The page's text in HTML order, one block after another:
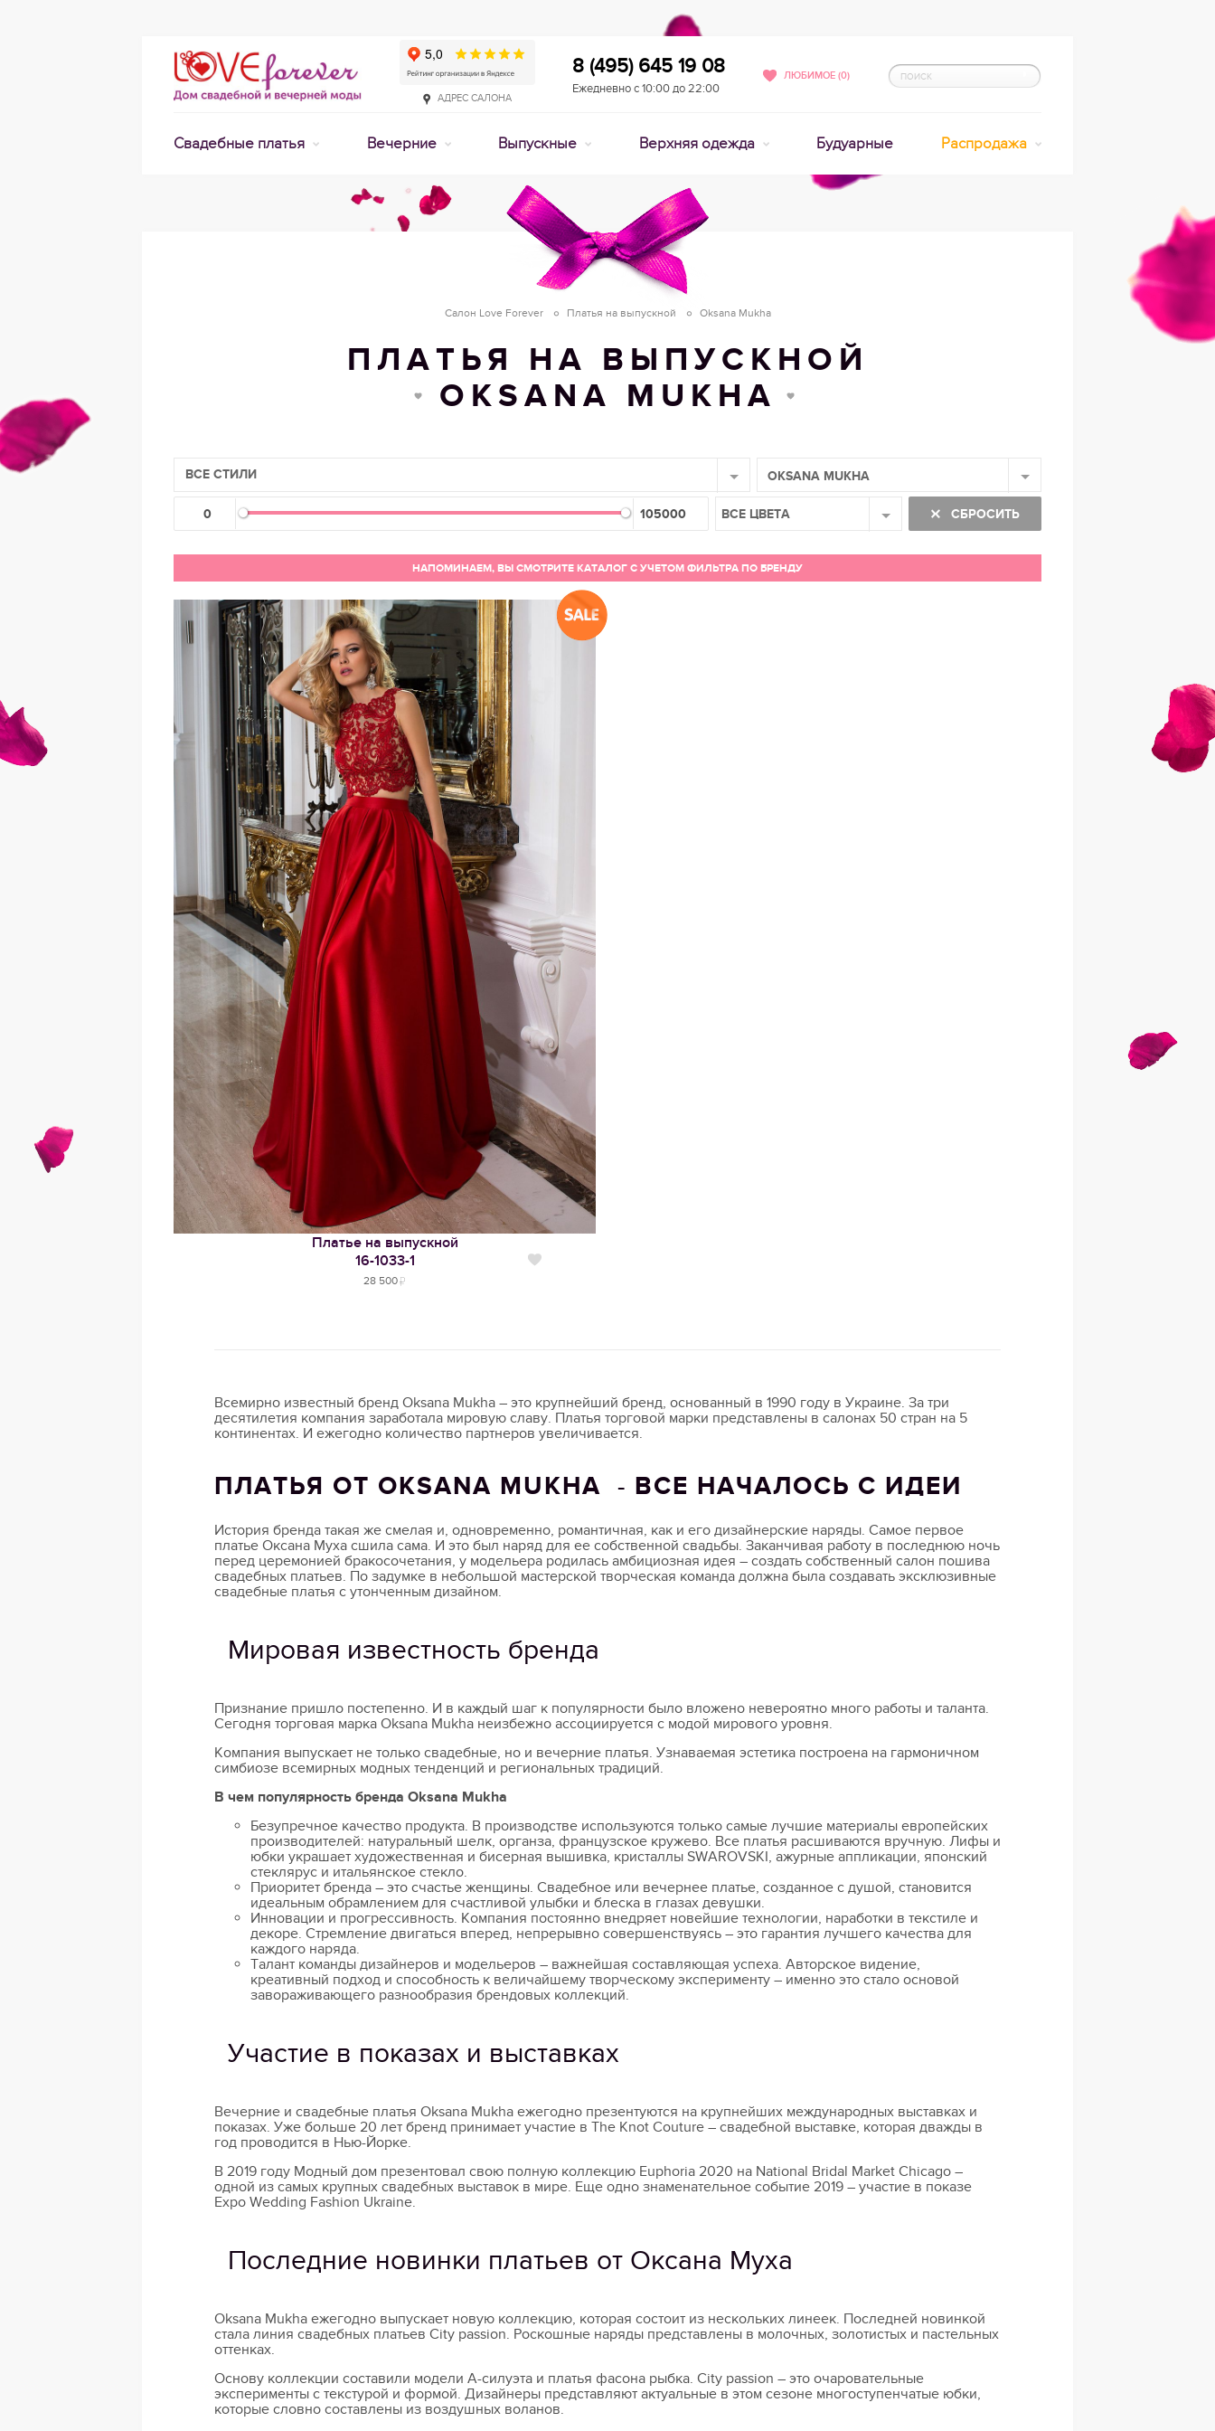
АДРЕС САЛОНА
8 (495) 645 19 08
Ежедневно с 10:00 до 22:00
ЛЮБИМОЕ (0)
Свадебные платья Вечерние Выпускные Верхняя одежда Будуарные Распродажа
Салон Love Forever Платья на выпускной Oksana Mukha
ПЛАТЬЯ НА ВЫПУСКНОЙ
OKSANA MUKHA
ВСЕ СТИЛИ OKSANA MUKHA
ВСЕ ЦВЕТА СБРОСИТЬ
НАПОМИНАЕМ, ВЫ СМОТРИТЕ КАТАЛОГ С УЧЕТОМ ФИЛЬТРА ПО БРЕНДУ
Платье на выпускной
16-1033-1
28 500
Всемирно известный бренд Oksana Mukha – это крупнейший бренд, основанный в 1990 году в Украине. За три
десятилетия компания заработала мировую славу. Платья торговой марки представлены в салонах 50 стран на 5
континентах. И ежегодно количество партнеров увеличивается.
ПЛАТЬЯ ОТ OKSANA MUKHA - ВСЕ НАЧАЛОСЬ С ИДЕИ
История бренда такая же смелая и, одновременно, романтичная, как и его дизайнерские наряды. Самое первое
платье Оксана Муха сшила сама. И это был наряд для ее собственной свадьбы. Заканчивая работу в последнюю ночь
перед церемонией бракосочетания, у модельера родилась амбициозная идея – создать собственный салон пошива
свадебных платьев. По задумке в небольшой мастерской творческая команда должна была создавать эксклюзивные
свадебные платья с утонченным дизайном.
Мировая известность бренда
Признание пришло постепенно. И в каждый шаг к популярности было вложено невероятно много работы и таланта.
Сегодня торговая марка Oksana Mukha неизбежно ассоциируется с модой мирового уровня.
Компания выпускает не только свадебные, но и вечерние платья. Узнаваемая эстетика построена на гармоничном
симбиозе всемирных модных тенденций и региональных традиций.
В чем популярность бренда Oksana Mukha
Безупречное качество продукта. В производстве используются только самые лучшие материалы европейских
производителей: натуральный шелк, органза, французское кружево. Все платья расшиваются вручную. Лифы и
юбки украшает художественная и бисерная вышивка, кристаллы SWAROVSKI, ажурные аппликации, японский
стеклярус и итальянское стекло.
Приоритет бренда – это счастье женщины. Свадебное или вечернее платье, созданное с душой, становится
идеальным обрамлением для счастливой улыбки и блеска в глазах девушки.
Инновации и прогрессивность. Компания постоянно внедряет новейшие технологии, наработки в текстиле и
декоре. Стремление двигаться вперед, непрерывно совершенствуясь – это гарантия лучшего качества для
каждого наряда.
Талант команды дизайнеров и модельеров – важнейшая составляющая успеха. Авторское видение,
креативный подход и способность к величайшему творческому эксперименту – именно это стало основой
завораживающего разнообразия брендовых коллекций.
Участие в показах и выставках
Вечерние и свадебные платья Oksana Mukha ежегодно презентуются на крупнейших международных выставках и
показах. Уже больше 20 лет бренд принимает участие в The Knot Couture – свадебной выставке, которая дважды в
год проводится в Нью-Йорке.
В 2019 году Модный дом презентовал свою полную коллекцию Euphoria 2020 на National Bridal Market Chicago –
одной из самых крупных свадебных выставок в мире. Еще одно знаменательное событие 2019 – участие в показе
Expo Wedding Fashion Ukraine.
Последние новинки платьев от Оксана Муха
Oksana Mukha ежегодно выпускает новую коллекцию, которая состоит из нескольких линеек. Последней новинкой
стала линия свадебных платьев City passion. Роскошные наряды представлены в молочных, золотистых и пастельных
оттенках.
Основу коллекции составили модели А-силуэта и платья фасона рыбка. City passion – это очаровательные
эксперименты с текстурой и формой. Дизайнеры представляют актуальные в этом сезоне многоступенчатые юбки,
которые словно составлены из воздушных воланов.